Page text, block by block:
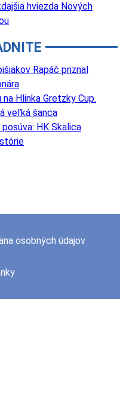
hviezda Nových
Rapáč priznal
Hlinka Gretzky Cup.
veľká šanca
HK Skalica
osobných údajov